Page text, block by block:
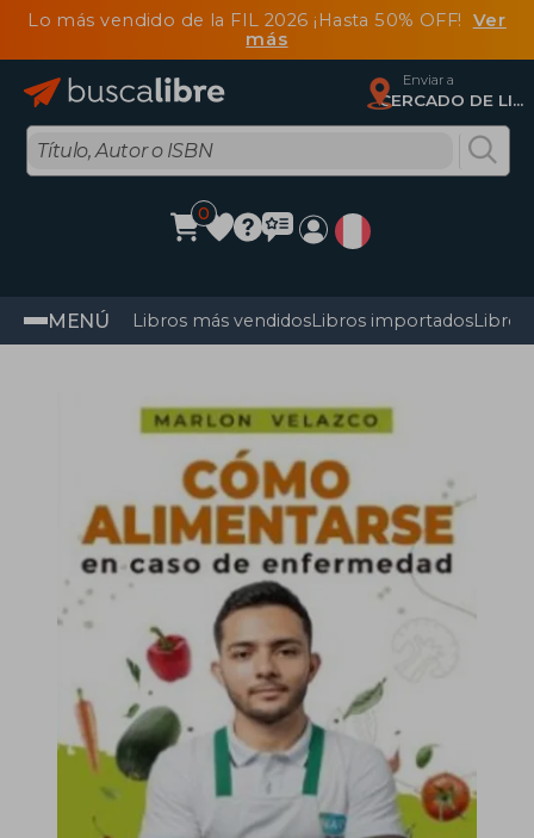
Lo más vendido de la FIL 2026 ¡Hasta 50% OFF! Ver
más
Enviar a
CERCADO DE LIMA, Lima
0
MENÚ Libros más vendidosLibros importadosLibros